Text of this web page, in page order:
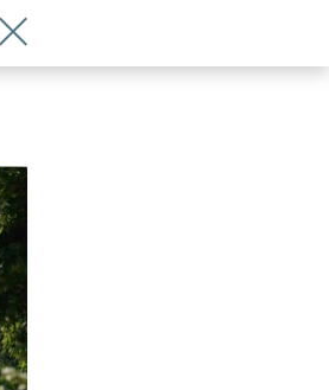
Wróć do artykułu Aż zapiera dech!